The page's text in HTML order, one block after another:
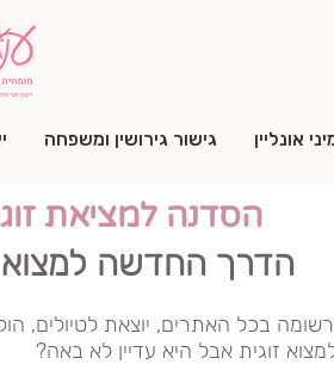
אונליין גישור גירושין ומשפחה
הסדנה למציאת
הדרך החדשה למצוא
בכל האתרים, יוצאת לטיולים,
זוגית אבל היא עדיין לא באה?